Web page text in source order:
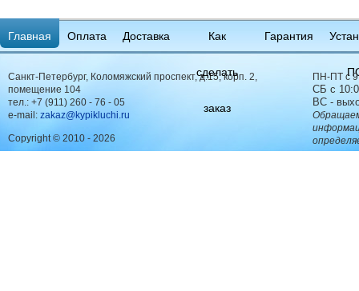
Главная Оплата Доставка Как
сделать
заказ
Гарантия
Copyright © 2010 - 2026
Санкт-Петербург, Коломяжский проспект, д.15, корп. 2,
помещение 104
тел.: +7 (911) 260 - 76 - 05
e-mail: zakaz@kypikluchi.ru
ПН-ПТ с
СБ с
ВС -